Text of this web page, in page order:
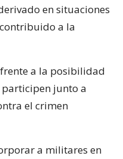
en situaciones
a la
a la posibilidad
participen junto a
el crimen
a militares en